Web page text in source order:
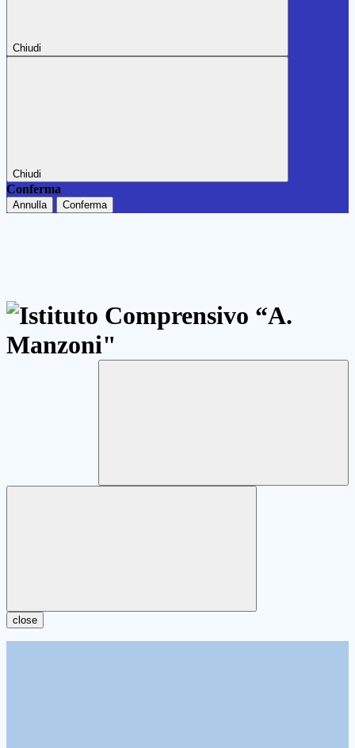
Chiudi
Chiudi
Conferma
Annulla Conferma
close